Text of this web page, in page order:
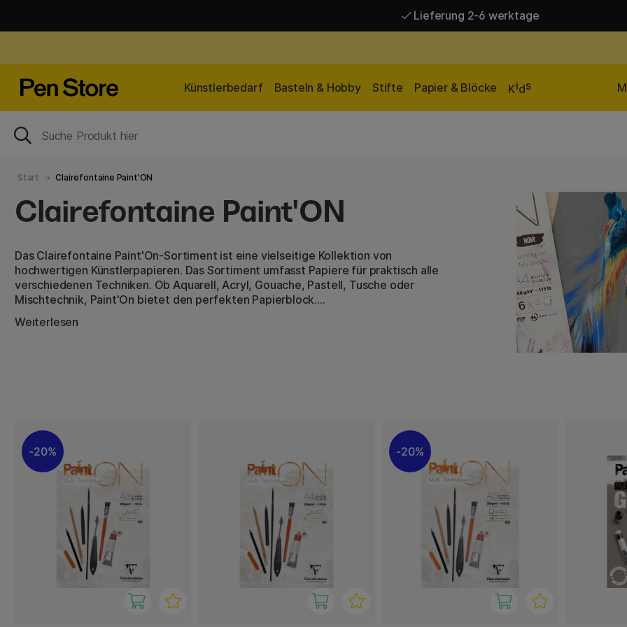
Lieferung 2-6 werktage
Künstlerbedarf Basteln & Hobby Stifte Papier & Blöcke Kids
Start Clairefontaine Paint'ON
Clairefontaine Paint'ON
Das Clairefontaine Paint'On-Sortiment ist eine vielseitige Kollektion von
hochwertigen Künstlerpapieren. Das Sortiment umfasst Papiere für praktisch alle
verschiedenen Techniken. Ob Aquarell, Acryl, Gouache, Pastell, Tusche oder
Mischtechnik, Paint'On bietet den perfekten Papierblock.
Clairefontaine nimmt die Verantwortung für die Umwelt sehr ernst. Paint'On Papiere
Weiterlesen
20% 20%